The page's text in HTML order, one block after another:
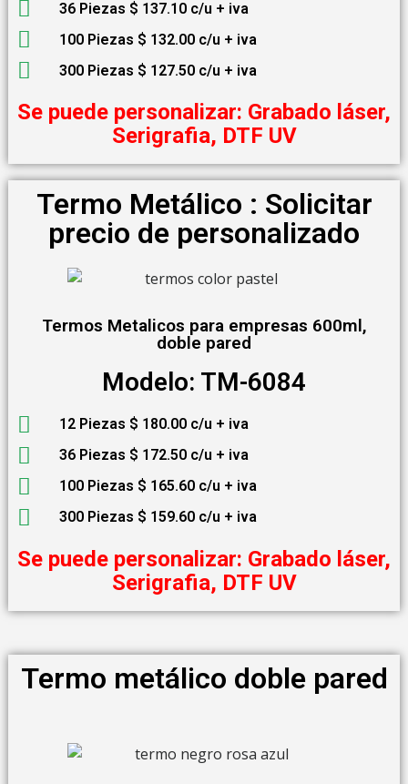
36 Piezas $ 137.10 c/u + iva
100 Piezas $ 132.00 c/u + iva
300 Piezas $ 127.50 c/u + iva
Se puede personalizar: Grabado láser,
Serigrafia, DTF UV
Termo Metálico : Solicitar
precio de personalizado
Termos Metalicos para empresas 600ml,
doble pared
Modelo: TM-6084
12 Piezas $ 180.00 c/u + iva
36 Piezas $ 172.50 c/u + iva
100 Piezas $ 165.60 c/u + iva
300 Piezas $ 159.60 c/u + iva
Se puede personalizar: Grabado láser,
Serigrafia, DTF UV
Termo metálico doble pared